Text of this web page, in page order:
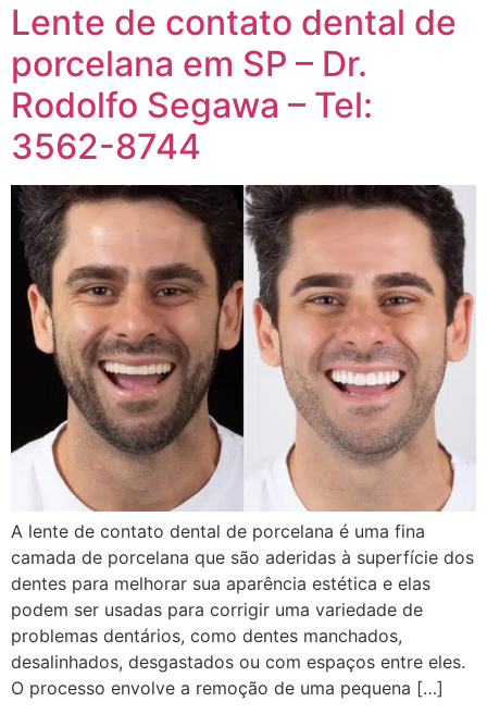
Lente de contato dental de
porcelana em SP – Dr.
Rodolfo Segawa – Tel:
3562-8744
A lente de contato dental de porcelana é uma fina
camada de porcelana que são aderidas à superfície dos
dentes para melhorar sua aparência estética e elas
podem ser usadas para corrigir uma variedade de
problemas dentários, como dentes manchados,
desalinhados, desgastados ou com espaços entre eles.
O processo envolve a remoção de uma pequena […]